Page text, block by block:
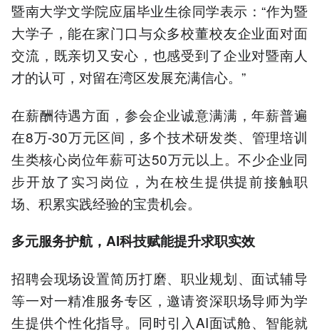
暨南大学文学院应届毕业生徐同学表示：“作为暨
大学子，能在家门口与众多校董校友企业面对面
交流，既亲切又安心，也感受到了企业对暨南人
才的认可，对留在湾区发展充满信心。”
在薪酬待遇方面，参会企业诚意满满，年薪普遍
在8万-30万元区间，多个技术研发类、管理培训
生类核心岗位年薪可达50万元以上。不少企业同
步开放了实习岗位，为在校生提供提前接触职
场、积累实践经验的宝贵机会。
多元服务护航，AI科技赋能提升求职实效
招聘会现场设置简历打磨、职业规划、面试辅导
等一对一精准服务专区，邀请资深职场导师为学
生提供个性化指导。同时引入AI面试舱、智能就